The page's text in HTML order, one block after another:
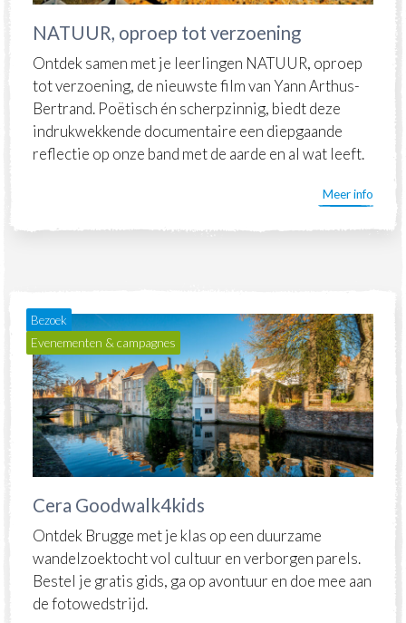
NATUUR, oproep tot verzoening
Ontdek samen met je leerlingen NATUUR, oproep
tot verzoening, de nieuwste film van Yann Arthus-
Bertrand. Poëtisch én scherpzinnig, biedt deze
indrukwekkende documentaire een diepgaande
reflectie op onze band met de aarde en al wat leeft.
Meer info
Bezoek
Evenementen & campagnes
Cera Goodwalk4kids
Ontdek Brugge met je klas op een duurzame
wandelzoektocht vol cultuur en verborgen parels.
Bestel je gratis gids, ga op avontuur en doe mee aan
de fotowedstrijd.